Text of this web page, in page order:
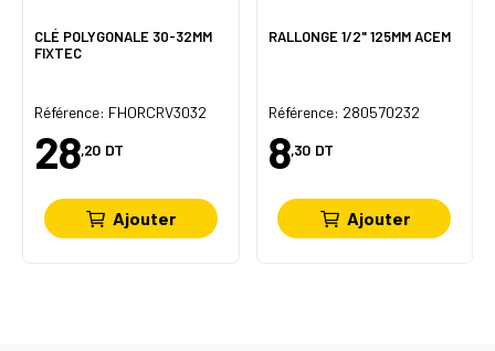
CLÉ POLYGONALE 30-32MM
FIXTEC
Référence: FHORCRV3032
28,20 DT
Ajouter
RALLONGE 1/2" 125MM ACEM
Référence: 280570232
8,30 DT
Ajouter